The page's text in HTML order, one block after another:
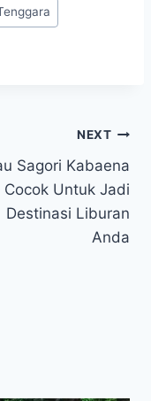
NEXT
Sagori Kabaena
Cocok Untuk Jadi
Destinasi Liburan
Anda